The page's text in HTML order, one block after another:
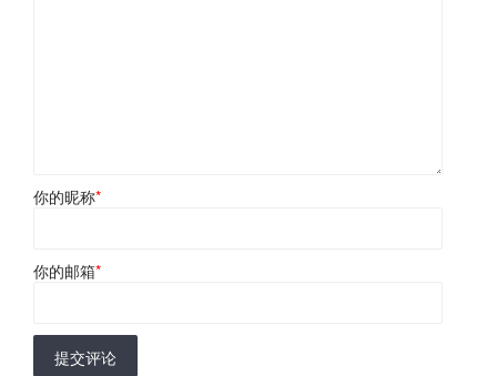
你的昵称*
你的邮箱*
提交评论